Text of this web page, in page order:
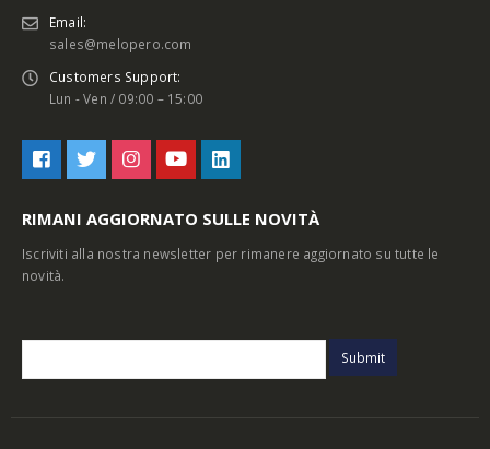
Email:
sales@melopero.com
Customers Support:
Lun - Ven / 09:00 – 15:00
RIMANI AGGIORNATO SULLE NOVITÀ
Iscriviti alla nostra newsletter per rimanere aggiornato su tutte le
novità.